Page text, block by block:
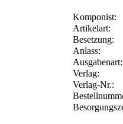
Komponist:
Artikelart:
Besetzung:
Anlass:
Ausgabenart:
Verlag:
Verlag-Nr.: